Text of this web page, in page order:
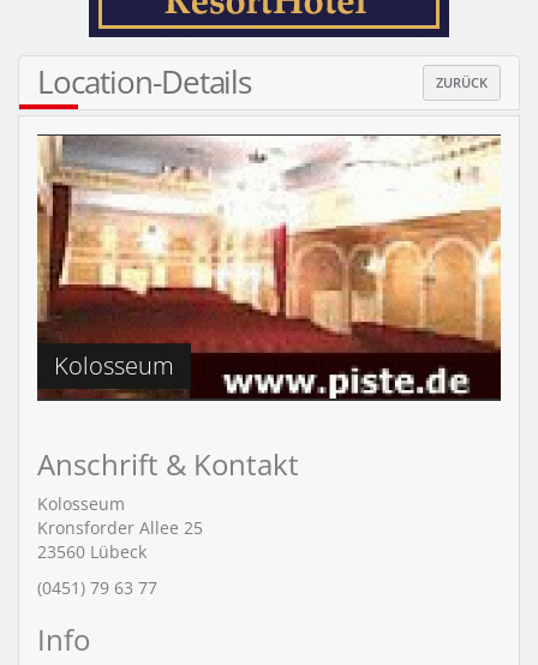
Location-Details ZURÜCK
Kolosseum
Anschrift & Kontakt
Kolosseum
Kronsforder Allee 25
23560 Lübeck
(0451) 79 63 77
Info